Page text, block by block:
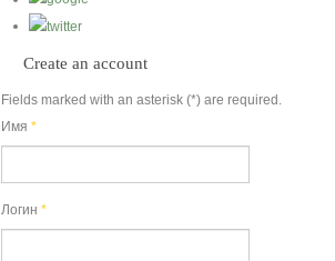
Create an account
Fields marked with an asterisk (*) are required.
Имя *
Логин *